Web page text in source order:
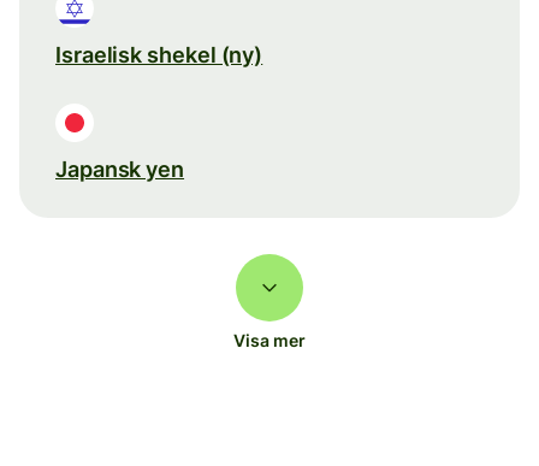
Israelisk shekel (ny)
Japansk yen
Visa mer